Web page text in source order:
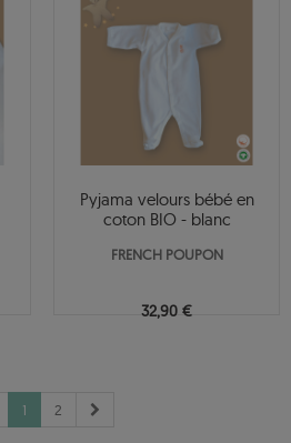
Pyjama velours bébé en
coton BIO - blanc
FRENCH POUPON
32,90 €
1 2